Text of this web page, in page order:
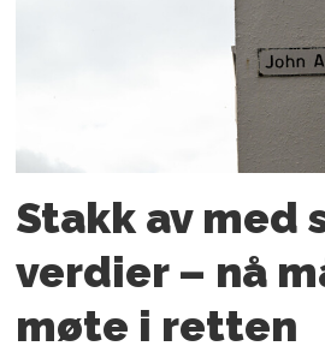
Stakk av med
verdier – nå
møte i retten